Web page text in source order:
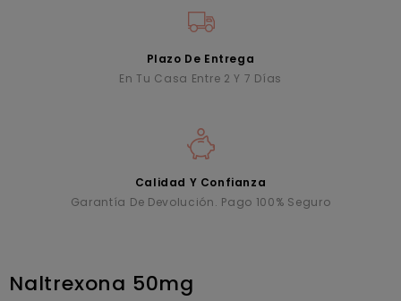
Plazo De Entrega
En Tu Casa Entre 2 Y 7 Días
Calidad Y Confianza
Garantía De Devolución. Pago 100% Seguro
Naltrexona 50mg